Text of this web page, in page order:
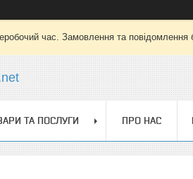
час. Замовлення та
ТА ПОСЛУГИ ПРО НАС